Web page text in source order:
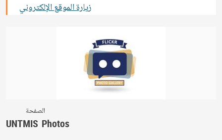
زيارة الموقع الإلكتروني
الصفحة
UNTMIS Photos